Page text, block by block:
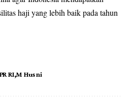
haji yang lebih baik pada tahun
RI M Husni